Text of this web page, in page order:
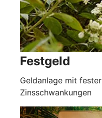
Festgeld
Geldanlage mit
Zinsschwankungen